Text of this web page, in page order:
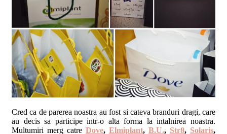
Cred ca de parerea noastra au fost si cateva branduri dragi, care
au decis sa participe intr-o alta forma la intalnirea noastra.
Multumiri merg catre Dove, Elmiplant, B.U., Str8, Solaris,